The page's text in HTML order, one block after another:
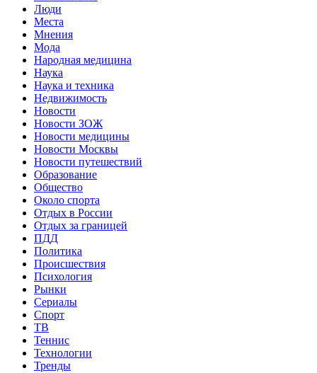
Люди
Места
Мнения
Мода
Народная медицина
Наука
Наука и техника
Недвижимость
Новости
Новости ЗОЖ
Новости медицины
Новости Москвы
Новости путешествий
Образование
Общество
Около спорта
Отдых в России
Отдых за границей
ПДД
Политика
Происшествия
Психология
Рынки
Сериалы
Спорт
ТВ
Теннис
Технологии
Тренды